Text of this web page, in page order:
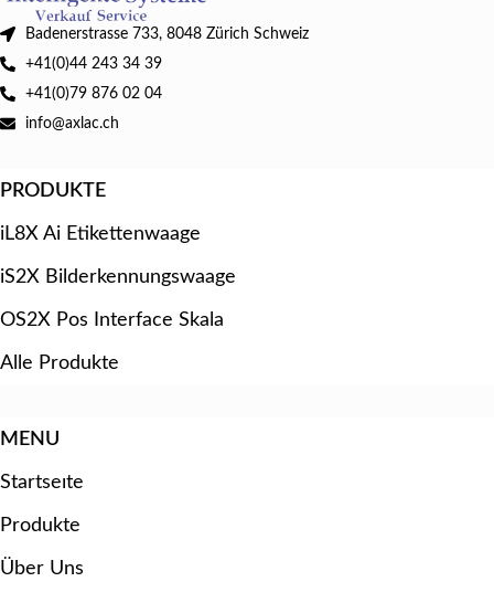
Badenerstrasse 733, 8048 Zürich Schweiz
+41(0)44 243 34 39
+41(0)79 876 02 04
info@axlac.ch
PRODUKTE
iL8X Ai Etikettenwaage
iS2X Bilderkennungswaage
OS2X Pos Interface Skala
Alle Produkte
MENU
Startseıte
Produkte
Über Uns